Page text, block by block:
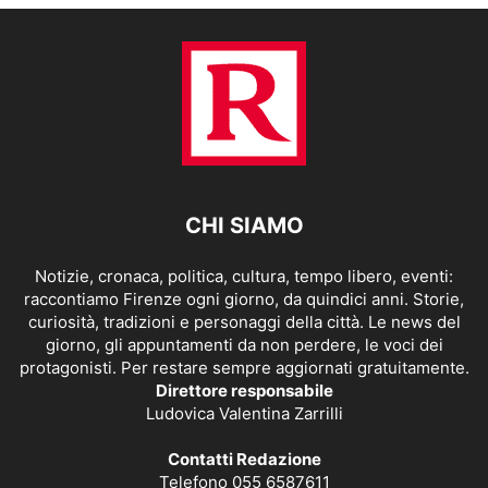
CHI SIAMO
Notizie, cronaca, politica, cultura, tempo libero, eventi:
raccontiamo Firenze ogni giorno, da quindici anni. Storie,
curiosità, tradizioni e personaggi della città. Le news del
giorno, gli appuntamenti da non perdere, le voci dei
protagonisti. Per restare sempre aggiornati gratuitamente.
Direttore responsabile
Ludovica Valentina Zarrilli
Contatti Redazione
Telefono 055 6587611